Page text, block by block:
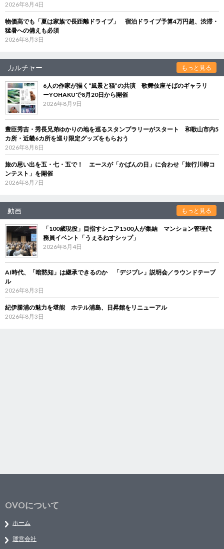
2026年8月4日
物価高でも「夏は家族で長距離ドライブ」 宿泊ドライブ予算4万円超、渋滞・
猛暑への備えも必須
2026年8月3日
カルチャー もっと見る
6人の作家が描く“風景と猫”の共演 歌舞伎座そばのギャラリ
ーYOHAKUで8月20日から開催
2026年8月9日
豊臣秀吉・秀長兄弟ゆかりの地を巡るスタンプラリーがスタート 和歌山市内5
カ所・近畿6カ所を巡り限定グッズをもらおう
2026年8月8日
旅の思い出を五・七・五で！ エースが「かばんの日」に合わせ「旅行川柳コ
ンテスト」を開催
2026年8月7日
動画 もっと見る
「100歳現役」目指すシニア1500人が集結 マンション管理代
務員イベント「うぇるねすシップ」
2026年8月4日
AI時代、「暗黙知」は継承できるのか 「デジブレ」説明会／ラウンドテーブ
ル
2026年8月3日
紀伊勝浦の魅力を堪能 ホテル浦島、日昇館をリニューアル
2026年8月3日
OVOについて
ホーム
運営会社